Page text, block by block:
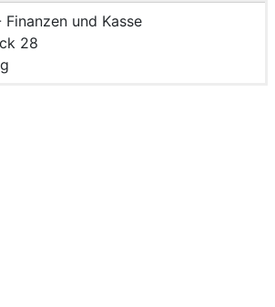
und Kasse
28